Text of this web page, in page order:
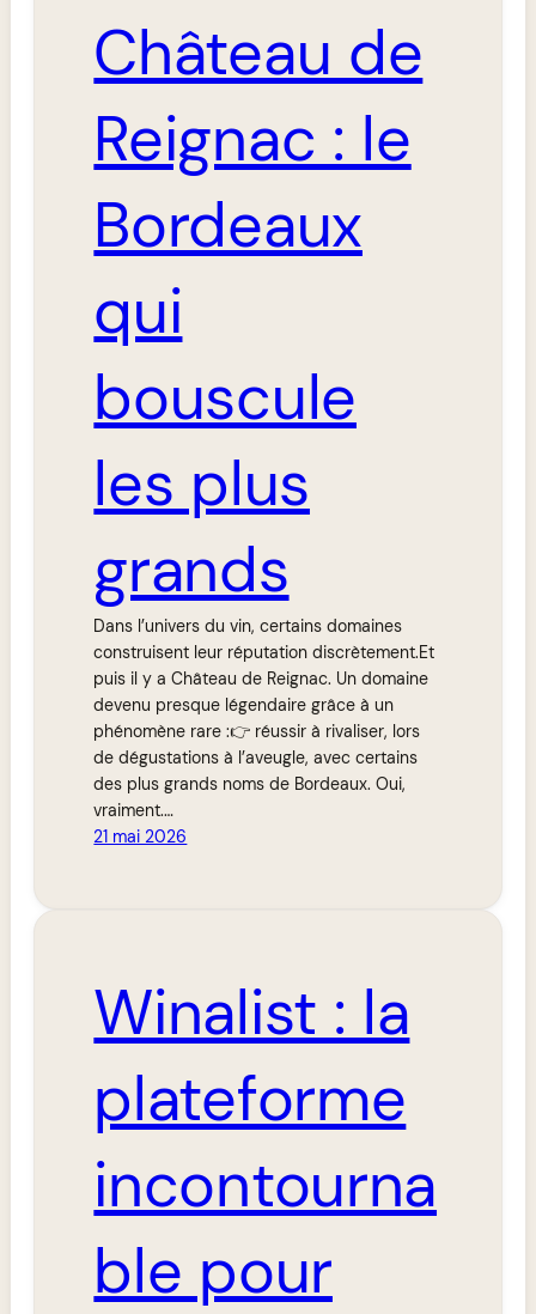
Château de
Reignac : le
Bordeaux
qui
bouscule
les plus
grands
Dans l’univers du vin, certains domaines
construisent leur réputation discrètement.Et
puis il y a Château de Reignac. Un domaine
devenu presque légendaire grâce à un
phénomène rare :👉 réussir à rivaliser, lors
de dégustations à l’aveugle, avec certains
des plus grands noms de Bordeaux. Oui,
vraiment.…
21 mai 2026
Winalist : la
plateforme
incontourna
ble pour